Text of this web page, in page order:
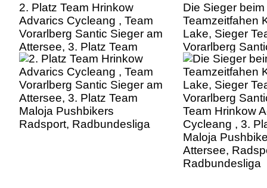
2. Platz Team Hrinkow
Advarics Cycleang , Team
Vorarlberg Santic Sieger am
Attersee, 3. Platz Team
Maloja Pushbikers
Radsport, Radbundesliga
Die Sieger beim
Teamzeitfahen
Lake, Sieger
Vorarlberg
Team Hrinkow
Cycleang , 3.
Maloja
Attersee,
Radbundesliga